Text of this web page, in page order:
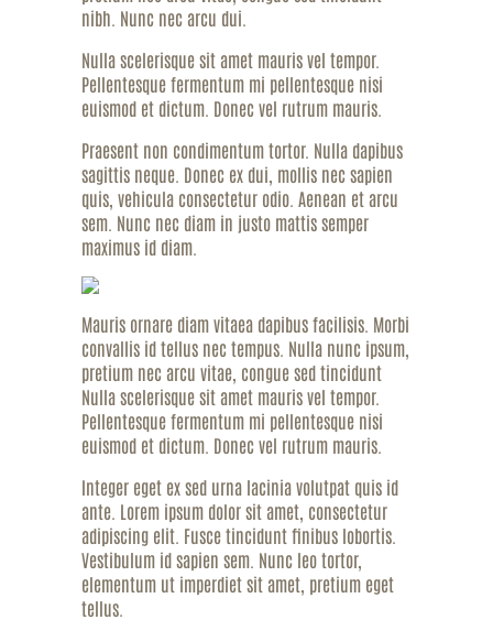
nibh. Nunc nec arcu dui.
Nulla scelerisque sit amet mauris vel tempor.
Pellentesque fermentum mi pellentesque nisi
euismod et dictum. Donec vel rutrum mauris.
Praesent non condimentum tortor. Nulla dapibus
sagittis neque. Donec ex dui, mollis nec sapien
quis, vehicula consectetur odio. Aenean et arcu
sem. Nunc nec diam in justo mattis semper
maximus id diam.
Mauris ornare diam vitaea dapibus facilisis. Morbi
convallis id tellus nec tempus. Nulla nunc ipsum,
pretium nec arcu vitae, congue sed tincidunt
Nulla scelerisque sit amet mauris vel tempor.
Pellentesque fermentum mi pellentesque nisi
euismod et dictum. Donec vel rutrum mauris.
Integer eget ex sed urna lacinia volutpat quis id
ante. Lorem ipsum dolor sit amet, consectetur
adipiscing elit. Fusce tincidunt finibus lobortis.
Vestibulum id sapien sem. Nunc leo tortor,
elementum ut imperdiet sit amet, pretium eget
tellus.